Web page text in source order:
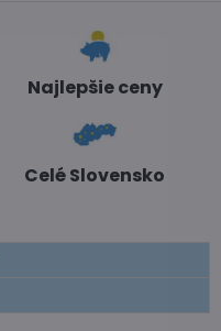
Najlepšie ceny
Celé Slovensko